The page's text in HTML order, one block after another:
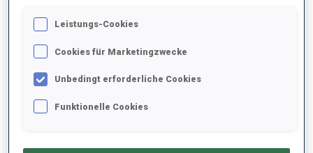
LIEGENDSCHIESSEN
STEHENDSCHIESSEN
Leistungs-Cookies
Cookies für Marketingzwecke
Unbedingt erforderliche Cookies
Funktionelle Cookies